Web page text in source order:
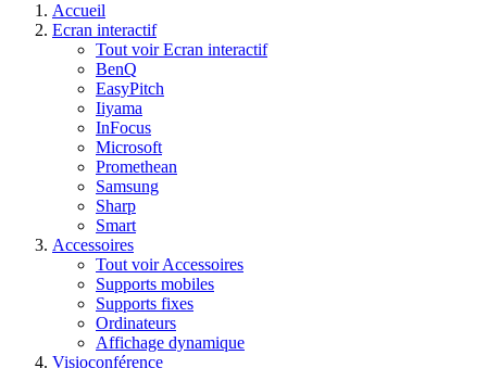
Accueil
Ecran interactif
Tout voir Ecran interactif
BenQ
EasyPitch
Iiyama
InFocus
Microsoft
Promethean
Samsung
Sharp
Smart
Accessoires
Tout voir Accessoires
Supports mobiles
Supports fixes
Ordinateurs
Affichage dynamique
Visioconférence